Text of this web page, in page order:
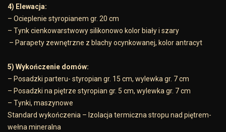
4) Elewacja:
– Ocieplenie styropianem gr. 20 cm
– Tynk cienkowarstwowy silikonowo kolor biały i szary
– Parapety zewnętrzne z blachy ocynkowanej, kolor antracyt
5) Wykończenie domów:
– Posadzki parteru- styropian gr. 15 cm, wylewka gr. 7 cm
– Posadzki na piętrze styropian gr. 5 cm, wylewka gr. 7 cm
– Tynki, maszynowe
Standard wykończenia – Izolacja termiczna stropu nad piętrem-
wełna mineralna